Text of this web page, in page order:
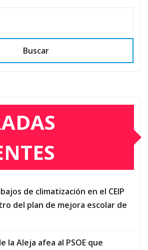
Buscar
de climatización en el CEIP
del plan de mejora escolar de
la Aleja afea al PSOE que